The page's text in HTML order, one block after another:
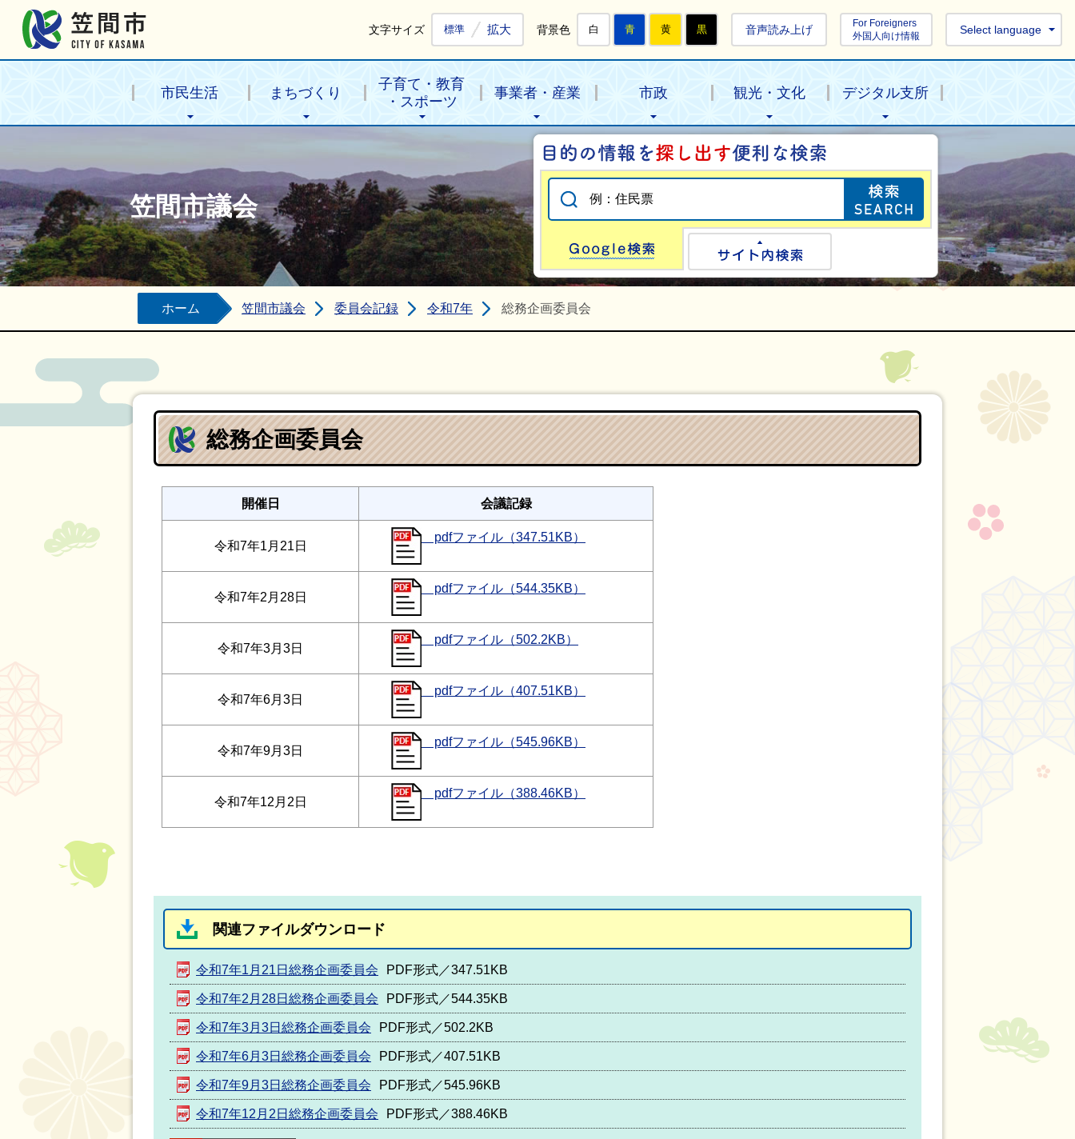
文字サイズ 標準 拡大 背景色 白 青 黄 黒 音声読み上げ
For Foreigners
外国人向け情報
Select language
市民生活 まちづくり
子育て・教育
・スポーツ
事業者・産業 市政 観光・文化 デジタル支所
笠間市議会
目的の情報を探
Google検索
ホーム 笠間市議会 委員会記録 令和7年 総務企画委員会
総務企画委員会
開催日 会議記録
令和7年1月21日
pdfファイル（347.51KB）
令和7年2月28日
pdfファイル（544.35KB）
令和7年3月3日
pdfファイル（502.2KB）
令和7年6月3日
pdfファイル（407.51KB）
令和7年9月3日
pdfファイル（545.96KB）
令和7年12月2日
pdfファイル（388.46KB）
関連ファイルダウンロード
令和7年1月21日総務企画委員会 PDF形式／347.51KB
令和7年2月28日総務企画委員会 PDF形式／544.35KB
令和7年3月3日総務企画委員会 PDF形式／502.2KB
令和7年6月3日総務企画委員会 PDF形式／407.51KB
令和7年9月3日総務企画委員会 PDF形式／545.96KB
令和7年12月2日総務企画委員会 PDF形式／388.46KB